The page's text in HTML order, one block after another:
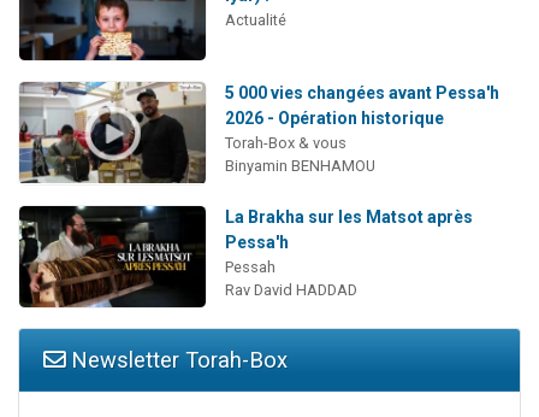
Actualité
5 000 vies changées avant Pessa'h
2026 - Opération historique
Torah-Box & vous
Binyamin BENHAMOU
La Brakha sur les Matsot après
Pessa'h
Pessah
Rav David HADDAD
Newsletter Torah-Box